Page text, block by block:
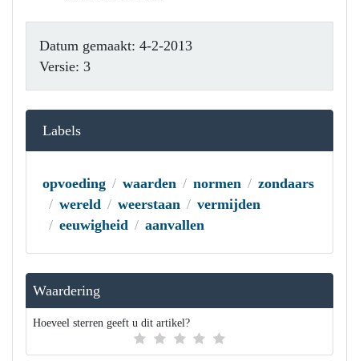
Datum gemaakt: 4-2-2013
Versie: 3
Labels
opvoeding waarden normen
zondaars
wereld
weerstaan
vermijden
eeuwigheid
aanvallen
Waardering
Hoeveel sterren geeft u dit artikel?